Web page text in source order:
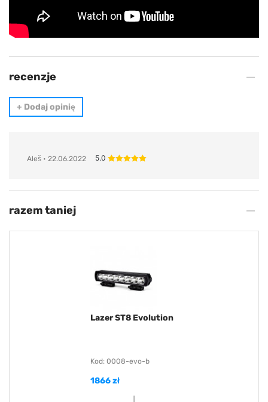
recenzje
+ Dodaj opinię
Aleš • 22.06.2022 5.0
razem taniej
Lazer ST8 Evolution
Kod: 0008-evo-b
1866 zł